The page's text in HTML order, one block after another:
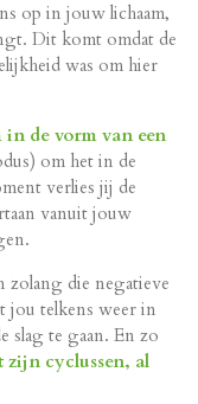
op in jouw lichaam,
Dit komt omdat de
was om hier
in de vorm van een
om het in de
verlies jij de
vanuit jouw
zolang die negatieve
jou telkens weer in
slag te gaan. En zo
cyclussen, al